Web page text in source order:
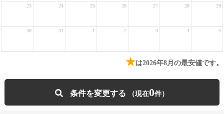
23 24 25 26 27 28 29
30 31 1 2 3 4 5
★は2026年8月の最安値です。
条件を変更する 0